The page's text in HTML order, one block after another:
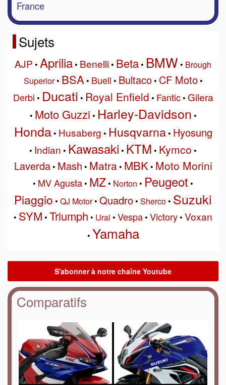
France
Sujets
AJP • Aprilia• Benelli• Beta• BMW • Brough
Superior• BSA• Buell • Bultaco• CF Moto•
Derbi • Ducati • Royal Enfield • Fantic• Gilera
• Moto Guzzi • Harley-Davidson •
Honda• Husaberg • Husqvarna• Hyosung
• Indian • Kawasaki • KTM • Kymco •
Laverda• Mash • Matra• MBK• Moto Morini
• MV Agusta• MZ• Norton • Peugeot •
Piaggio • QJ Motor• Quadro• Sherco• Suzuki
• SYM • Triumph • Ural • Vespa• Victory• Voxan
• Yamaha
Comparatifs